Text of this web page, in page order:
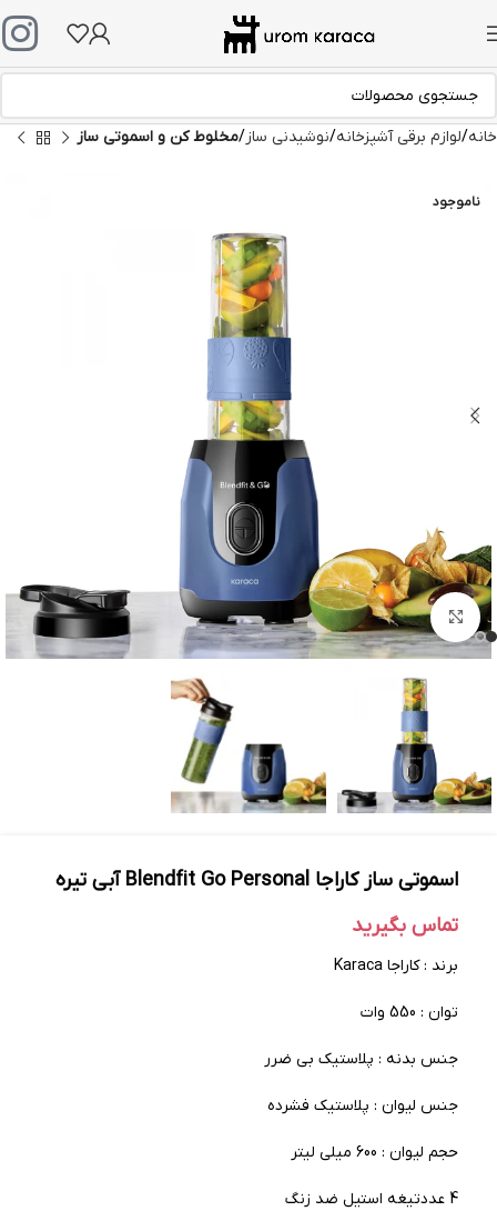
خانه لوازم برقی آشپزخانه نوشیدنی ساز مخلوط کن و اسموتی ساز
ناموجود
بزرگنمایی تصویر
اسموتی ساز کاراجا Blendfit Go Personal آبی تیره
تماس بگیرید
برند : کاراجا Karaca
توان : 550 وات
جنس بدنه : پلاستیک بی ضرر
جنس لیوان : پلاستیک فشرده
حجم لیوان : 600 میلی لیتر
4 عددتیغه استیل ضد زنگ